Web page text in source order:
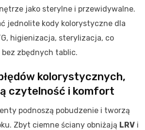
jako sterylne i przewidywalne.
jednolite kody kolorystyczne dla
higienizacja, sterylizacja, co
zbędnych tablic.
kolorystycznych,
czytelność i komfort
podnoszą pobudzenie i tworzą
Zbyt ciemne ściany obniżają LRV i